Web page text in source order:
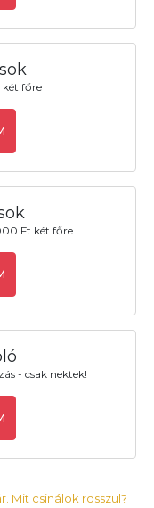
főre
Ft két főre
- csak nektek!
Mit csinálok rosszul?